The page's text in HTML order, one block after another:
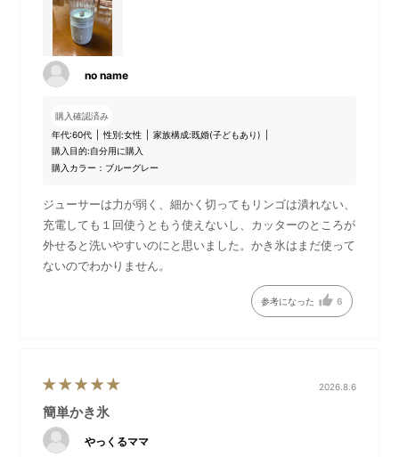
ジューサー
パッケージ
●使用イメージ
no name
購入確認済み
年代:60代 性別:女性 家族構成:既婚(子どもあり)
購入目的:自分用に購入
購入カラー：ブルーグレー
ジューサーは力が弱く、細かく切ってもリンゴは潰れない、
充電しても１回使うともう使えないし、カッターのところが
外せると洗いやすいのにと思いました。かき氷はまだ使って
ないのでわかりません。
参考になった 6
2026.8.6
簡単かき氷
やっくるママ